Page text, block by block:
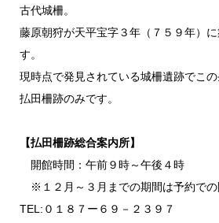
古代城柵。
藤原朝狩が天平宝字３年（７５９年）
す。
現時点で発見されている城柵遺跡でこ
払田柵跡のみです。
【払田柵跡総合案内所】
開館時間：午前９時～午後４時
※１２月～３月までの期間は予約での
TEL:０１８７ー６９－２３９７